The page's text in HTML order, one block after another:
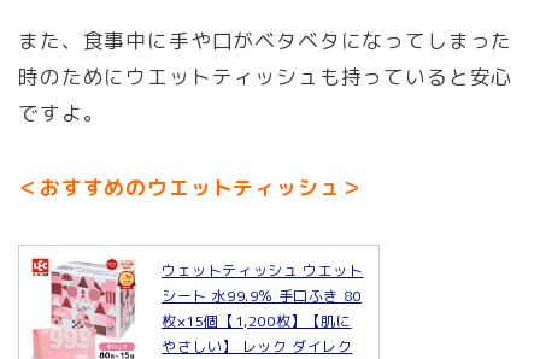
また、食事中に手や口がベタベタになってしまった
時のためにウエットティッシュも持っていると安心
ですよ。
＜おすすめのウエットティッシュ＞
ウェットティッシュ ウエット
シート 水99.9％ 手口ふき 80
枚×15個【1,200枚】【肌に
やさしい】 レック ダイレク